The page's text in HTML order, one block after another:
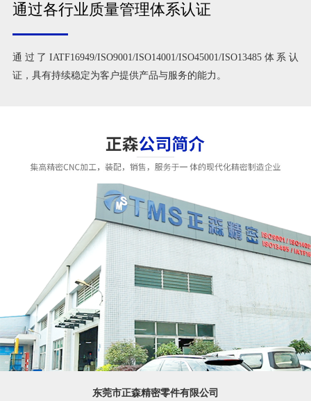
通过各行业质量管理体系认证
通过了IATF16949/ISO9001/ISO14001/ISO45001/ISO13485体系认
证，具有持续稳定为客户提供产品与服务的能力。
东莞市正森精密零件有限公司